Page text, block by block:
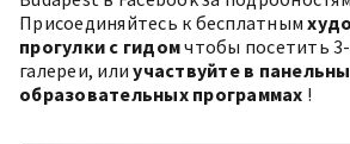
Присоединяйтесь к бесплатным
прогулки с гидомчтобы посетить
галереи, или участвуйте в
образовательных программах !